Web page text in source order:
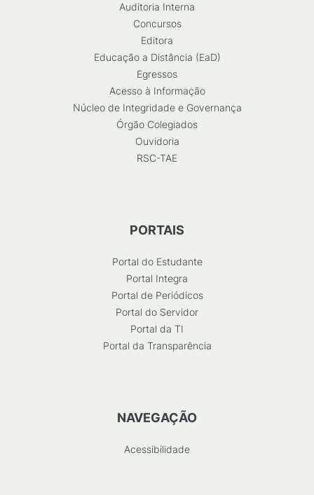
Auditoria Interna
Concursos
Editora
Educação a Distância (EaD)
Egressos
Acesso à Informação
Núcleo de Integridade e Governança
Órgão Colegiados
Ouvidoria
RSC-TAE
PORTAIS
Portal do Estudante
Portal Integra
Portal de Periódicos
Portal do Servidor
Portal da TI
Portal da Transparência
NAVEGAÇÃO
Acessibilidade